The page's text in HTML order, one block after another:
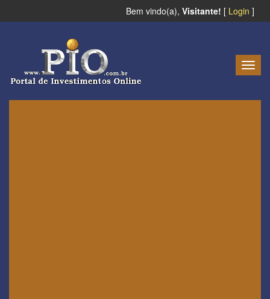
Bem vindo(a), Visitante! [ Login ]